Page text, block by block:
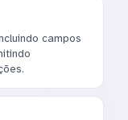
campos